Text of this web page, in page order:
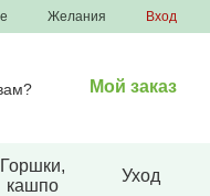
Желания Вход
Мой заказ
Горшки,
кашпо
Уход